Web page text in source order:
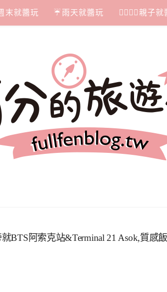
末就醬玩 ☔雨天就醬玩 👩‍❤‍💋‍👨親子
BTS阿索克站&Terminal 21 Asok,質感